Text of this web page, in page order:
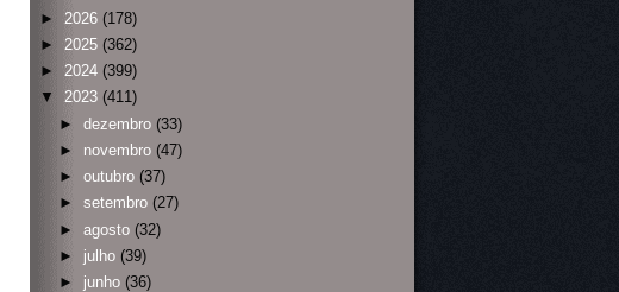
► 2026 (178)
► 2025 (362)
► 2024 (399)
▼
2023 (411)
► dezembro (33)
► novembro (47)
► outubro (37)
► setembro (27)
► agosto (32)
► julho (39)
► junho (36)